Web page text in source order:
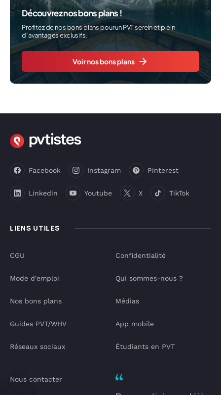
Découvrez nos bons plans !
Profitez de nos bons plans pour un PVT serein et plein
d’avantages exclusifs.
Voir nos bons plans
LIENS UTILES
Facebook Instagram Pinterest
Linkedin Youtube X TikTok
CGU
Mode d'emploi
Nos bons plans
Guides PVT/WHV
Réseaux sociaux
Confidentialité
Qui sommes-nous ?
Médias
App mobile
Étudiants en PVT
Nous contacter